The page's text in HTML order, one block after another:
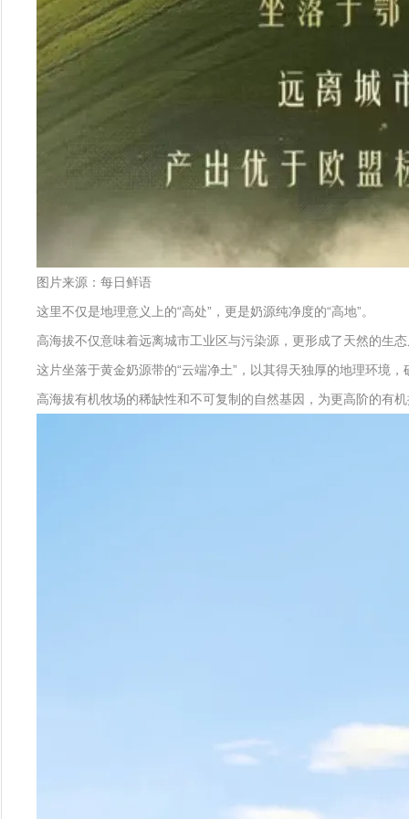
图片来源：每日鲜语
这里不仅是地理意义上的“高处”，更是奶源纯净度的“高地”。
高海拔不仅意味着远离城市工业区与污染源，更形成了天然的生
这片坐落于黄金奶源带的“云端净土”，以其得天独厚的地理环境
高海拔有机牧场的稀缺性和不可复制的自然基因，为更高阶的有